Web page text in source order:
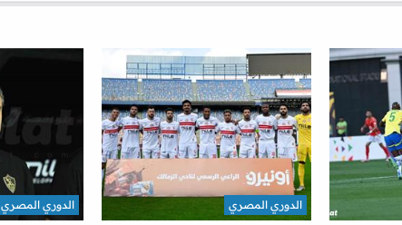
الدوري المصري الدوري المصري